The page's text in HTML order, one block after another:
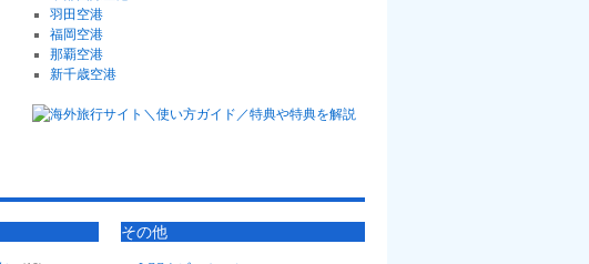
羽田空港
福岡空港
那覇空港
新千歳空港
その他